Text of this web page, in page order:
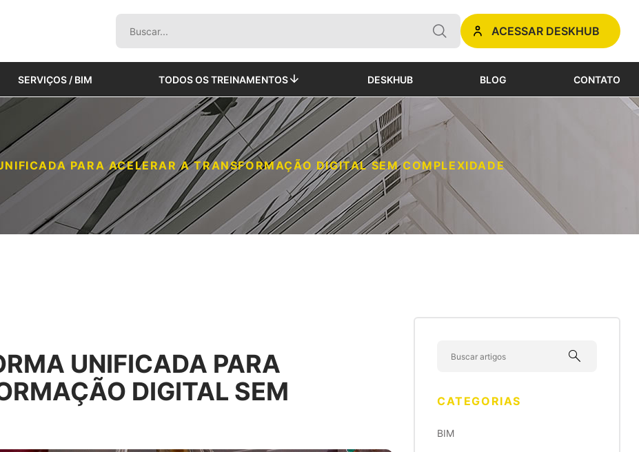
ACESSAR DESKHUB
SERVIÇOS / BIM TODOS OS TREINAMENTOS DESKHUB BLOG CONTATO
PARA ACELERAR A TRANSFORMAÇÃO DIGITAL SEM COMPLEXIDADE
UNIFICADA PARA
DIGITAL SEM
search
CATEGORIAS
BIM